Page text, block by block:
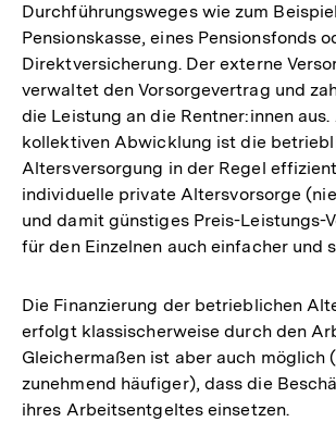
Durchführungsweges wie zum
Pensionskasse, eines Pensionsfonds
Direktversicherung. Der externe
verwaltet den Vorsorgevertrag und
die Leistung an die Rentner:innen
kollektiven Abwicklung ist die
Altersversorgung in der Regel
individuelle private Altersvorsorge
und damit günstiges Preis-Leistungs-
für den Einzelnen auch einfacher und
Die Finanzierung der betrieblichen
erfolgt klassischerweise durch den
Gleichermaßen ist aber auch möglich
zunehmend häufiger), dass die
ihres Arbeitsentgeltes einsetzen.